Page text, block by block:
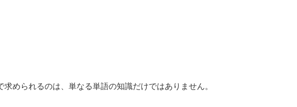
められるのは、単なる単語の知識だけではありません。